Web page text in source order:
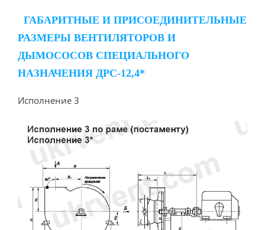
ГАБАРИТНЫЕ И ПРИСОЕДИНИТЕЛЬНЫЕ
РАЗМЕРЫ ВЕНТИЛЯТОРОВ И
ДЫМОСОСОВ СПЕЦИАЛЬНОГО
НАЗНАЧЕНИЯ ДРС-12,4*
Исполнение 3